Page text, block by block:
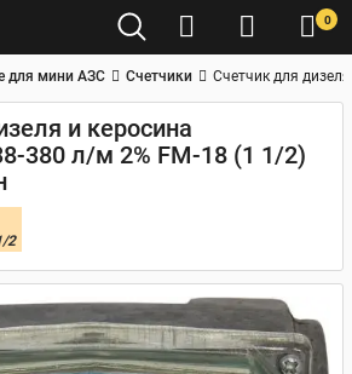
0
для мини АЗС Счетчики Счетчик для
и керосина
380 л/м 2% FM-18 (1 1/2)
2